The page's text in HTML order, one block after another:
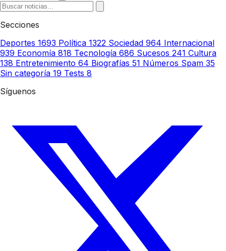
Secciones
Deportes 1693 Política 1322 Sociedad 964 Internacional
939 Economía 818 Tecnología 686 Sucesos 241 Cultura
138 Entretenimiento 64 Biografías 51 Números Spam 35
Sin categoría 19 Tests 8
Síguenos